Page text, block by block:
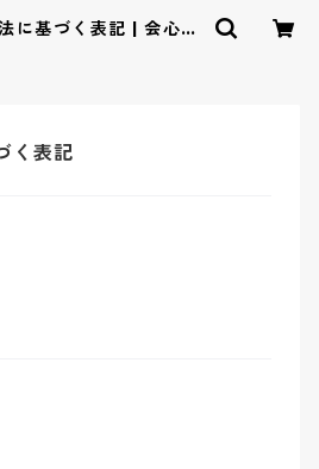
に基づく表記 | 会心ノ
く表記